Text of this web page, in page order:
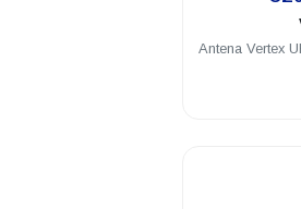
Antena Vertex